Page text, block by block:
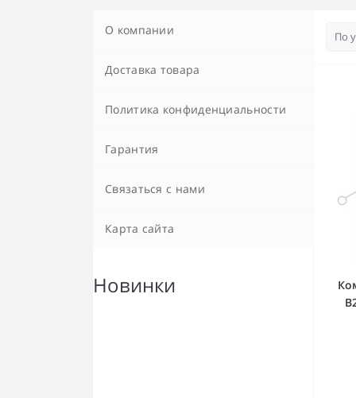
О компании
Доставка товара
Политика конфиденциальности
Гарантия
Связаться с нами
Карта сайта
Новинки